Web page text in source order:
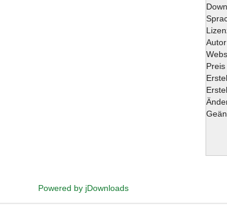
Autor
Preis
Powered by jDownloads